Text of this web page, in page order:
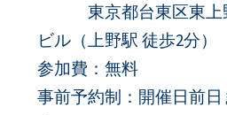
東京都台東区東上野
ビル（上野駅 徒歩2分）
参加費：無料
事前予約制：開催日前